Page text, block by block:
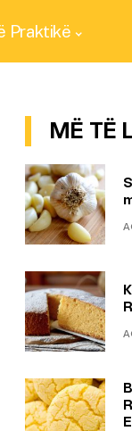
Praktikë
MË TË